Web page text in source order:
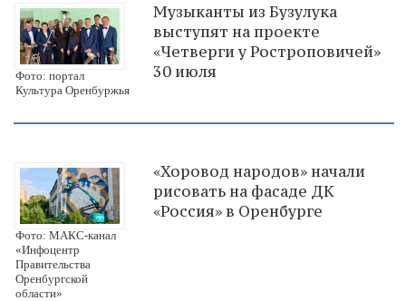
Фото: портал
Культура Оренбуржья
Музыканты из Бузулука
выступят на проекте
«Четверги у Ростроповичей»
30 июля
Фото: МАКС-канал
«Инфоцентр
Правительства
Оренбургской
области»
«Хоровод народов» начали
рисовать на фасаде ДК
«Россия» в Оренбурге